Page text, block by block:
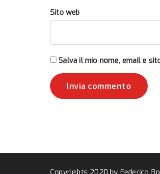
Sito web
Salva il mio nome, email e